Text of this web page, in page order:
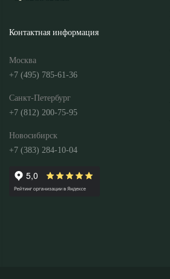
Контактная информация
Москва
+7 (495) 785-61-36
Санкт-Петербург
+7 (812) 200-75-95
Новосибирск
+7 (383) 284-10-04